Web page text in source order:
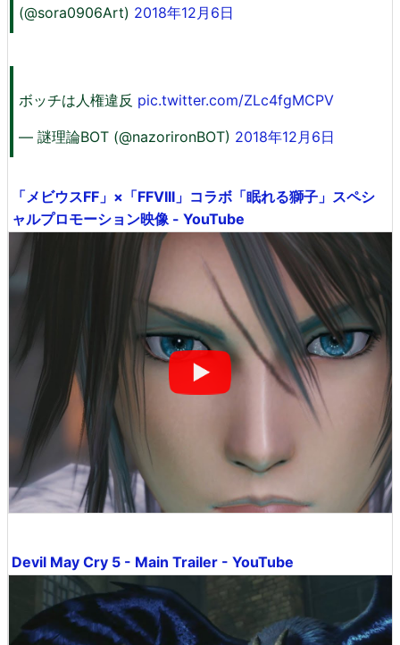
(@sora0906Art) 2018年12月6日
ボッチは人権違反 pic.twitter.com/ZLc4fgMCPV
— 謎理論BOT (@nazorironBOT) 2018年12月6日
「メビウスFF」×「FFVIII」コラボ「眠れる獅子」スペシ
ャルプロモーション映像 - YouTube
Devil May Cry 5 - Main Trailer - YouTube